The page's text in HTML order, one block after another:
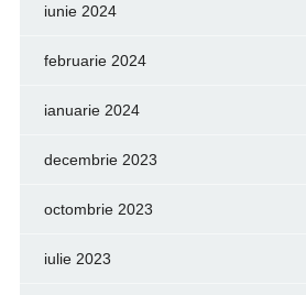
iunie 2024
februarie 2024
ianuarie 2024
decembrie 2023
octombrie 2023
iulie 2023